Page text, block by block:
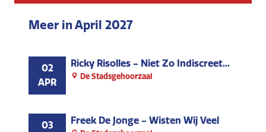
Meer in April 2027
02
APR
Ricky Risolles - Niet Zo Indiscreet...
De Stadsgehoorzaal
03 Freek De Jonge - Wisten Wij Veel